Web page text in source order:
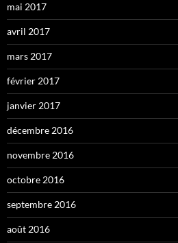
mai 2017
avril 2017
mars 2017
février 2017
janvier 2017
décembre 2016
novembre 2016
octobre 2016
septembre 2016
août 2016